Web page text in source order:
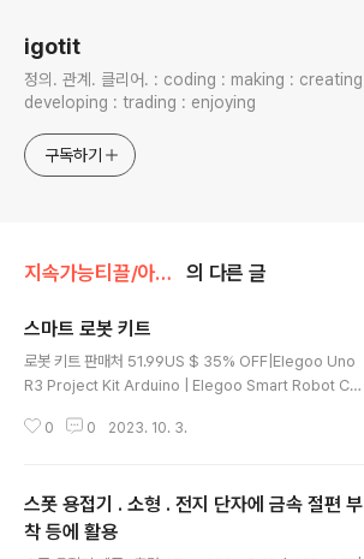
igotit
정의. 관계. 클리어. : coding : making : creating :
developing : trading : enjoying
구독하기
지속가능티끌/아이템 의 다른 글
스마트 로봇 키트
로봇 키트 판매처 51.99US $ 35% OFF|Elegoo Uno
R3 Project Kit Arduino | Elegoo Smart Robot Car
Shopping, Better Living! Aliexpress.com www.al
급한것임. 입수 : 2017년 말 모형 카 프레임 셋 R3W4 구
입시 같이 들어온것. 사양 - 기어비 : 1:48 - 모터 인가 전
압 : 3V ~ 12V DC. 적정 인가 전압 : 6~ igotit.tistory.c
0 0 2023. 10. 3.
스폿 용접기 . 소형 . 전지 단자에 금속 절편 부
착 등에 활용